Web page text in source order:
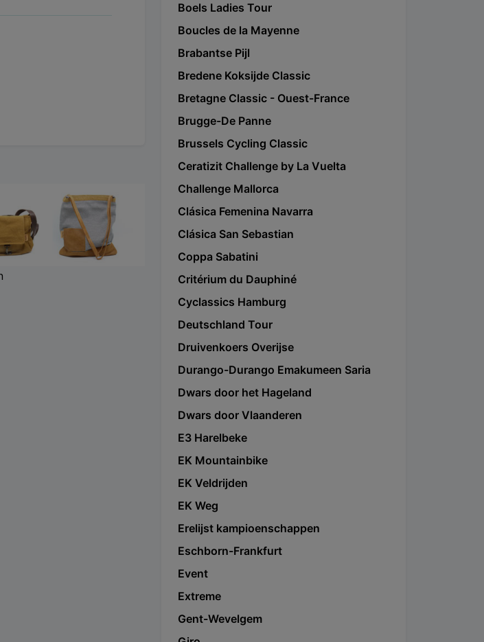
Boels Ladies Tour
Boucles de la Mayenne
Brabantse Pijl
Bredene Koksijde Classic
Bretagne Classic - Ouest-France
Brugge-De Panne
Brussels Cycling Classic
Ceratizit Challenge by La Vuelta
Challenge Mallorca
Clásica Femenina Navarra
Clásica San Sebastian
Coppa Sabatini
Critérium du Dauphiné
Cyclassics Hamburg
Deutschland Tour
Druivenkoers Overijse
Durango-Durango Emakumeen Saria
Dwars door het Hageland
Dwars door Vlaanderen
E3 Harelbeke
EK Mountainbike
EK Veldrijden
EK Weg
Erelijst kampioenschappen
Eschborn-Frankfurt
Event
Extreme
Gent-Wevelgem